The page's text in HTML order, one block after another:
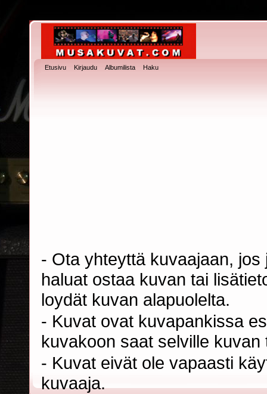
Etusivu Kirjaudu Albumilista Haku
- Ota yhteyttä kuvaajaan,
haluat ostaa kuvan tai
loydät kuvan alapuolelta.
- Kuvat ovat kuvapankissa
kuvakoon saat selville
- Kuvat eivät ole vapaasti
kuvaaja.